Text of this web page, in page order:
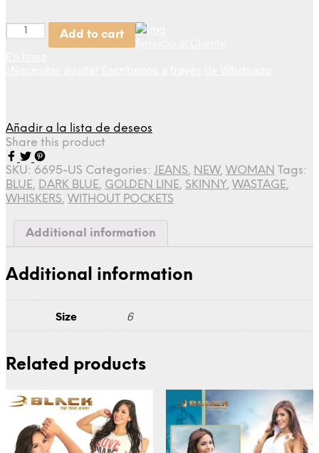
Quantity
Add to cart
Añadir a la lista de deseos
Share this product
SKU: 6695-US Categories: JEANS, NEW, WOMAN Tags:
BLUE, DARK BLUE, GOLDEN LINE, SKINNY, WASTAGE,
WHISKERS, WITHOUT POCKETS
Additional information
Additional information
Size 6
Related products